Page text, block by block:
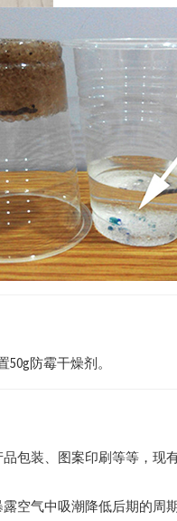
防霉干燥剂。
包装、图案印刷等等，现
空气中吸潮降低后期的周